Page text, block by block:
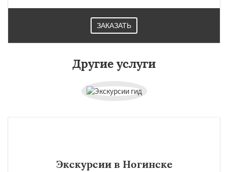
Работаем по
Черноголовка Чехов Шатура
ЗАКАЗАТЬ
Другие услуги
Экскурсии в Ногинске
УЗНАТЬ ПОДРОБНЕЕ